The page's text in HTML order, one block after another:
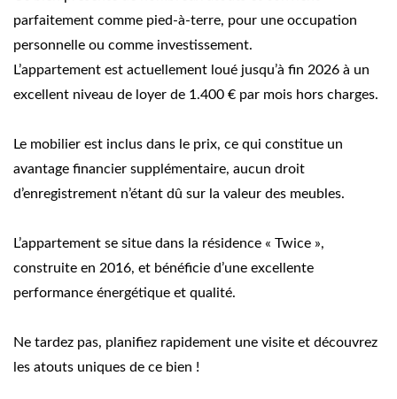
parfaitement comme pied-à-terre, pour une occupation
personnelle ou comme investissement.
L’appartement est actuellement loué jusqu’à fin 2026 à un
excellent niveau de loyer de 1.400 € par mois hors charges.
Le mobilier est inclus dans le prix, ce qui constitue un
avantage financier supplémentaire, aucun droit
d’enregistrement n’étant dû sur la valeur des meubles.
L’appartement se situe dans la résidence « Twice »,
construite en 2016, et bénéficie d’une excellente
performance énergétique et qualité.
Ne tardez pas, planifiez rapidement une visite et découvrez
les atouts uniques de ce bien !